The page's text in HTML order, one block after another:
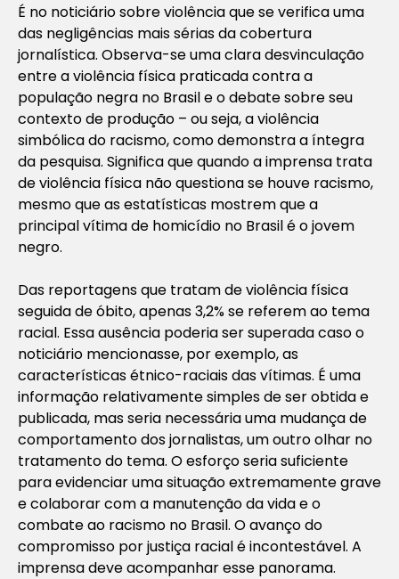
É no noticiário sobre violência que se verifica uma
das negligências mais sérias da cobertura
jornalística. Observa-se uma clara desvinculação
entre a violência física praticada contra a
população negra no Brasil e o debate sobre seu
contexto de produção – ou seja, a violência
simbólica do racismo, como demonstra a íntegra
da pesquisa. Significa que quando a imprensa trata
de violência física não questiona se houve racismo,
mesmo que as estatísticas mostrem que a
principal vítima de homicídio no Brasil é o jovem
negro.
Das reportagens que tratam de violência física
seguida de óbito, apenas 3,2% se referem ao tema
racial. Essa ausência poderia ser superada caso o
noticiário mencionasse, por exemplo, as
características étnico-raciais das vítimas. É uma
informação relativamente simples de ser obtida e
publicada, mas seria necessária uma mudança de
comportamento dos jornalistas, um outro olhar no
tratamento do tema. O esforço seria suficiente
para evidenciar uma situação extremamente grave
e colaborar com a manutenção da vida e o
combate ao racismo no Brasil. O avanço do
compromisso por justiça racial é incontestável. A
imprensa deve acompanhar esse panorama.